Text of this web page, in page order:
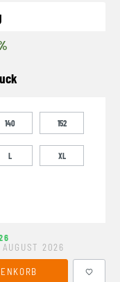
140 152
L XL
2026
Wert ein oder